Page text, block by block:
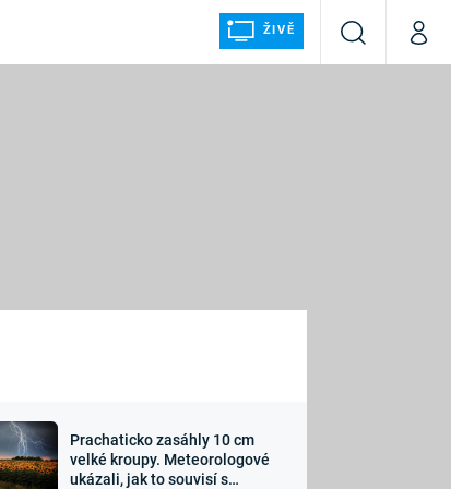
ŽIVĚ
VyhledáváníMůj
Sledujte nás
Prachaticko zasáhly 10 cm
velké kroupy. Meteorologové
ukázali, jak to souvisí s